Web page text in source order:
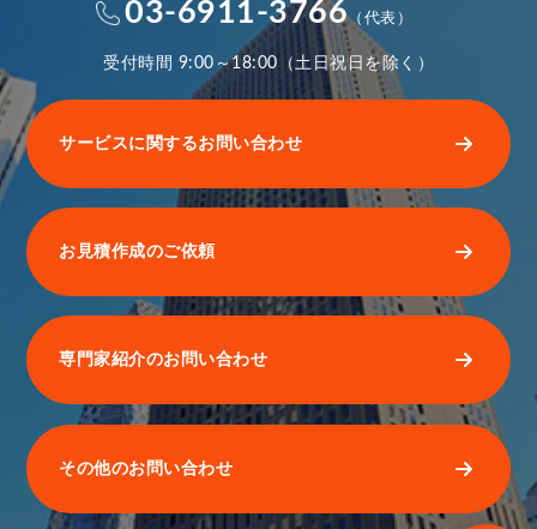
03-6911-3766（代表）
受付時間 9:00～18:00（土日祝日を除く）
サービスに関するお問い合わせ
お見積作成のご依頼
専門家紹介のお問い合わせ
その他のお問い合わせ